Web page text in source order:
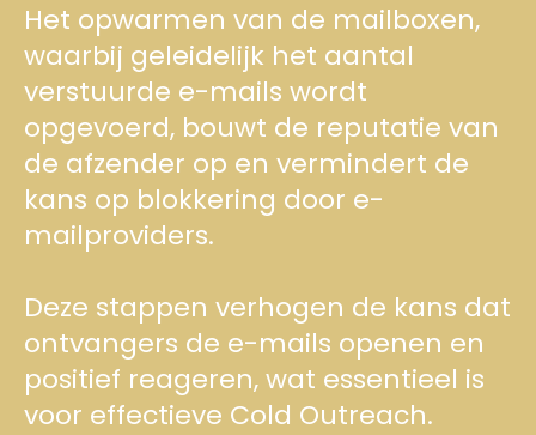
Het opwarmen van de mailboxen,
waarbij geleidelijk het aantal
verstuurde e-mails wordt
opgevoerd, bouwt de reputatie van
de afzender op en vermindert de
kans op blokkering door e-
mailproviders.
Deze stappen verhogen de kans dat
ontvangers de e-mails openen en
positief reageren, wat essentieel is
voor effectieve Cold Outreach.